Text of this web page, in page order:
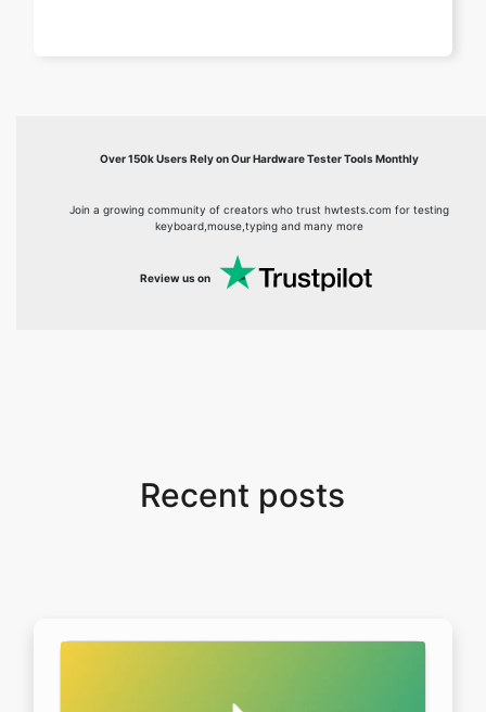
Over 150k Users Rely on Our Hardware Tester Tools Monthly
Join a growing community of creators who trust hwtests.com for testing
keyboard,mouse,typing and many more
Review us on
Recent posts